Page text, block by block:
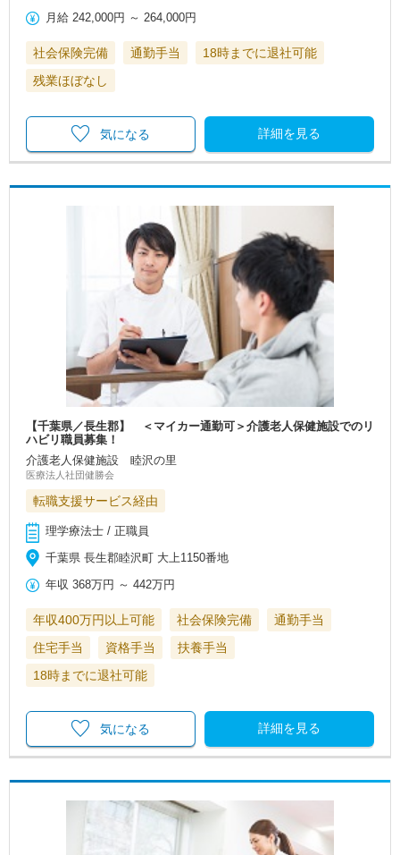
月給 242,000円 ～ 264,000円
社会保険完備 通勤手当
18時までに退社可能
残業ほぼなし
詳細を見る
気になる
【千葉県／長生郡】 ＜マイカー通勤可＞介護老人保健施設でのリ
ハビリ職員募集！
介護老人保健施設 睦沢の里
医療法人社団健勝会
転職支援サービス経由
理学療法士 / 正職員
千葉県 長生郡睦沢町 大上1150番地
年収 368万円 ～442万円
年収400万円以上可能 社会保険完備
通勤手当
住宅手当
資格手当
扶養手当
18時までに退社可能
詳細を見る
気になる